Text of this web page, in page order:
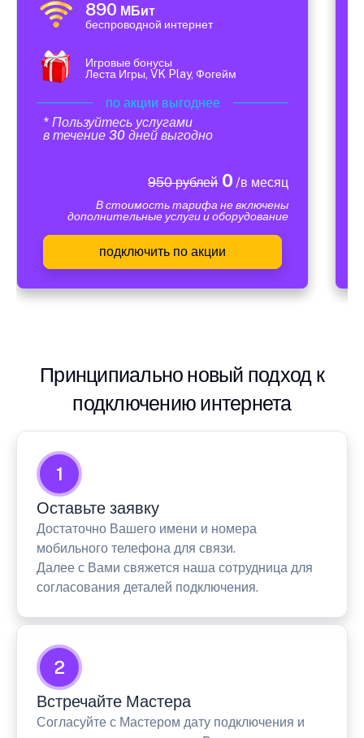
890 МБит
беспроводной интернет
Игровые бонусы
Леста Игры, VK Play, Фогейм
по акции выгоднее
* Пользуйтесь услугами
в течение 30 дней выгодно
950 рублей0 /в месяц
В стоимость тарифа не включены
дополнительные услуги и оборудование
подключить по акции
Принципиально новый подход к
подключению интернета
1
Оставьте заявку
Достаточно Вашего имени и номера
мобильного телефона для связи.
Далее с Вами свяжется наша сотрудница для
согласования деталей подключения.
2
Встречайте Мастера
Согласуйте с Мастером дату подключения и